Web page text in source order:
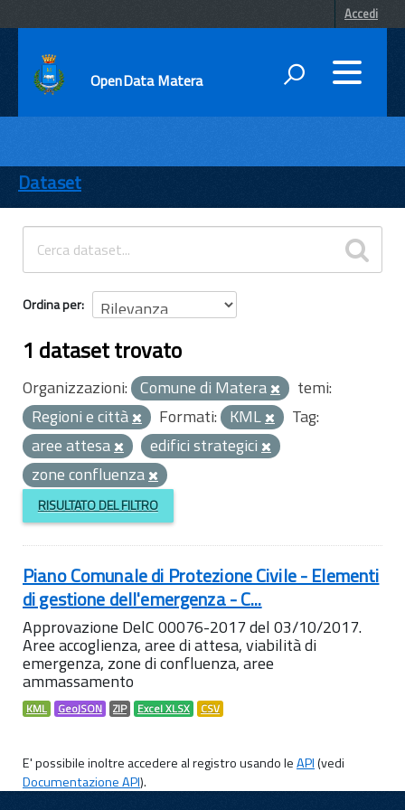
Accedi
OpenData Matera
ENTI
TEMI
INFORMAZIONI
Dataset
Ordina per
1 dataset trovato
Organizzazioni: Comune di Matera
temi:
Regioni e città
Formati: KML
Tag:
aree attesa
edifici strategici
zone confluenza
RISULTATO DEL FILTRO
Piano Comunale di Protezione Civile - Elementi
di gestione dell'emergenza - C...
Approvazione DelC 00076-2017 del 03/10/2017.
Aree accoglienza, aree di attesa, viabilità di
emergenza, zone di confluenza, aree
ammassamento
KML GeoJSON ZIP Excel XLSX CSV
E' possibile inoltre accedere al registro usando leAPI(vedi
Documentazione API).